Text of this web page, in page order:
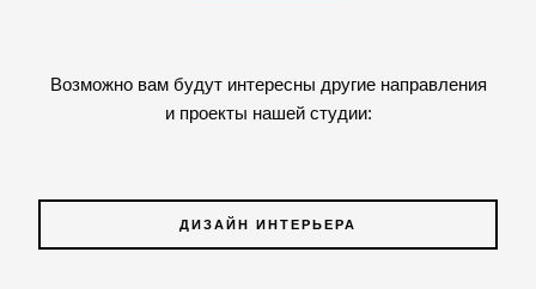
Возможно вам будут интересны другие направления
и проекты нашей студии:
ДИЗАЙН ИНТЕРЬЕРА